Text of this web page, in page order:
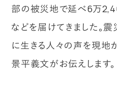
部の被災地で延べ6万
などを届けてきました。
に生きる人々の声を現地
景平義文がお伝えします。